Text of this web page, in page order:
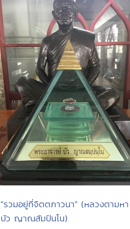
"รวมอยู่ที่จิตตภาวนา" (หลวงตามหา
บัว ญาณสัมปันโน)